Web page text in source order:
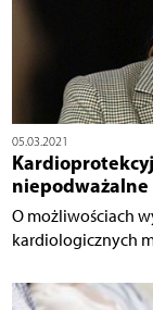
05.03.2021
niepodważalne
O możliwościach
kardiologicznych